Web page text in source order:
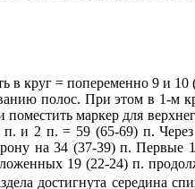
в круг = попеременно 9 и
полос. При этом в 1-м
маркер для
и 2 п. = 59 (65-69) п.
на 34 (37-39) п. Первые
19 (22-24) п.
достигнута середина